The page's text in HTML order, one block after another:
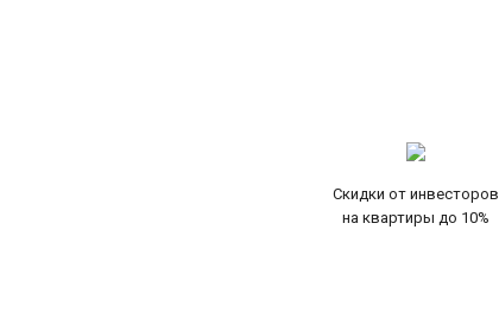
Скидки от инвесторов
на квартиры до 10%